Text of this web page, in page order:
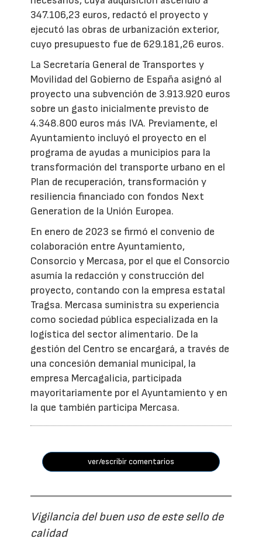
347.106,23 euros, redactó el proyecto y
ejecutó las obras de urbanización exterior,
cuyo presupuesto fue de 629.181,26 euros.
La Secretaría General de Transportes y
Movilidad del Gobierno de España asignó al
proyecto una subvención de 3.913.920 euros
sobre un gasto inicialmente previsto de
4.348.800 euros más IVA. Previamente, el
Ayuntamiento incluyó el proyecto en el
programa de ayudas a municipios para la
transformación del transporte urbano en el
Plan de recuperación, transformación y
resiliencia financiado con fondos Next
Generation de la Unión Europea.
En enero de 2023 se firmó el convenio de
colaboración entre Ayuntamiento,
Consorcio y Mercasa, por el que el Consorcio
asumía la redacción y construcción del
proyecto, contando con la empresa estatal
Tragsa. Mercasa suministra su experiencia
como sociedad pública especializada en la
logística del sector alimentario. De la
gestión del Centro se encargará, a través de
una concesión demanial municipal, la
empresa Mercagalicia, participada
mayoritariamente por el Ayuntamiento y en
la que también participa Mercasa.
ver/escribir comentarios
Vigilancia del buen uso de este sello de
calidad